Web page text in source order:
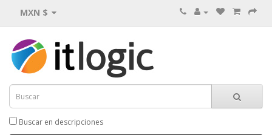
MXN $
Buscar en descripciones